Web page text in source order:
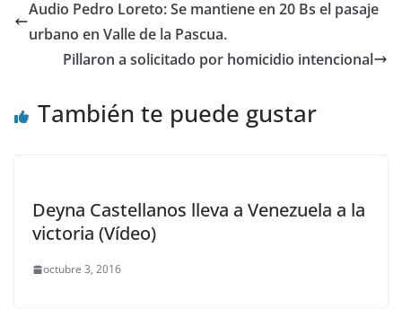
Audio Pedro Loreto: Se mantiene en 20 Bs el pasaje
urbano en Valle de la Pascua.
Pillaron a solicitado por homicidio intencional
También te puede gustar
Deyna Castellanos lleva a Venezuela a la
victoria (Vídeo)
octubre 3, 2016